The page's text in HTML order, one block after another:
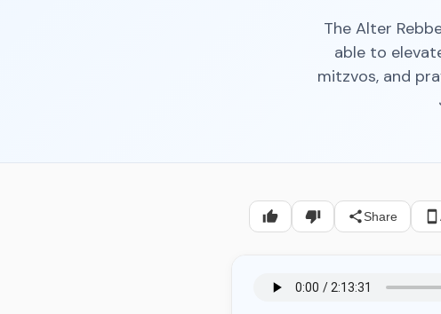
The Alter
able to
mitzvos, and
Share